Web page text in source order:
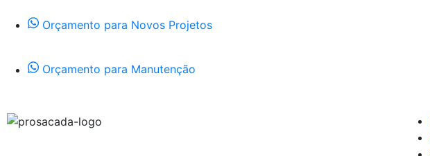
Orçamento para Novos Projetos
Orçamento para Manutenção